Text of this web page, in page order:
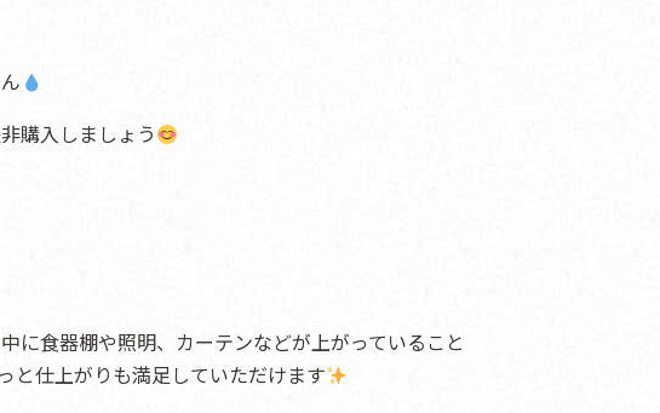
購入しましょう
に食器棚や照明、カーテンなどが上がっていること
と仕上がりも満足していただけます